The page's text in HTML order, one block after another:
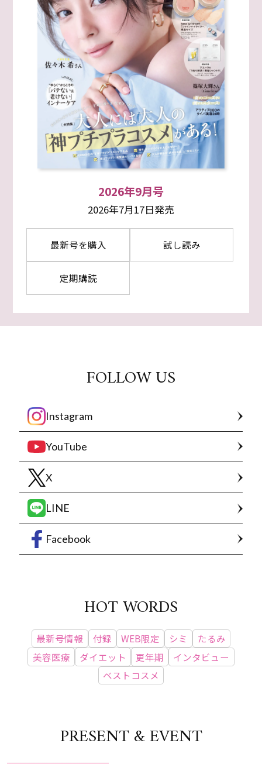
2026年9月号
2026年7月17日発売
最新号を購入 試し読み
定期購読
FOLLOW US
Instagram
YouTube
X
LINE
Facebook
HOT WORDS
最新号情報 付録 WEB限定 シミ
たるみ
美容医療
ダイエット 更年期
インタビュー
ベストコスメ
PRESENT & EVENT